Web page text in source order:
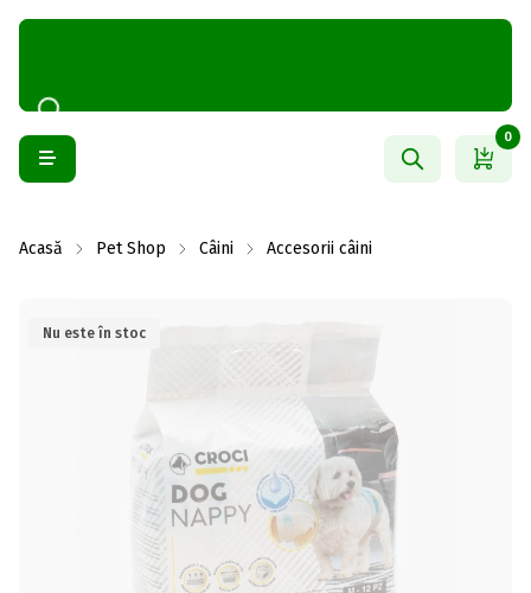
0
Acasă Pet Shop Câini Accesorii câini
Nu este în stoc